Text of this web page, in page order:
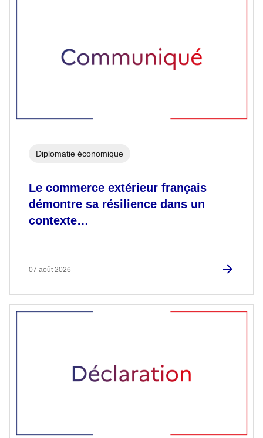
Le commerce extérieur français
démontre sa résilience dans un
contexte…
Diplomatie économique
07 août 2026